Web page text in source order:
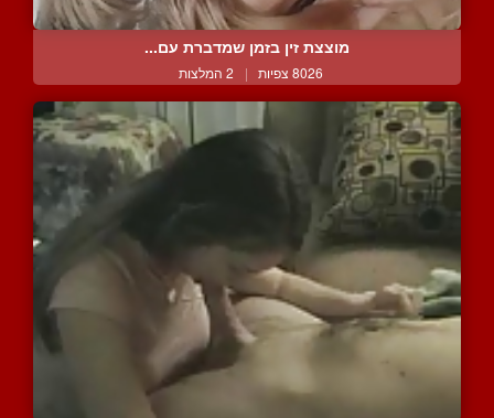
מוצצת זין בזמן שמדברת עם...
8026 צפיות | 2 המלצות